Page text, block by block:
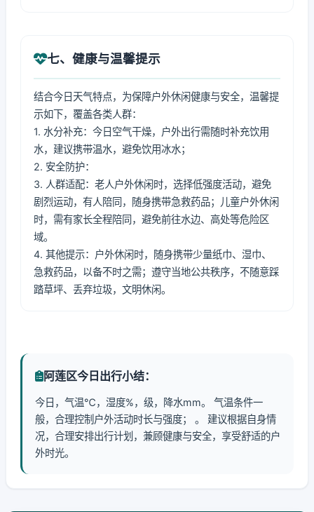
七、健康与温馨提示
结合今日天气特点，为保障户外休闲健康与安全，温馨提
示如下，覆盖各类人群：
1. 水分补充：今日空气干燥，户外出行需随时补充饮用
水，建议携带温水，避免饮用冰水；
2. 安全防护：
3. 人群适配：老人户外休闲时，选择低强度活动，避免
剧烈运动，有人陪同，随身携带急救药品；儿童户外休闲
时，需有家长全程陪同，避免前往水边、高处等危险区
域。
4. 其他提示：户外休闲时，随身携带少量纸巾、湿巾、
急救药品，以备不时之需；遵守当地公共秩序，不随意踩
踏草坪、丢弃垃圾，文明休闲。
阿莲区今日出行小结：
今日，气温℃，湿度%，级，降水mm。 气温条件一
般，合理控制户外活动时长与强度； 。 建议根据自身情
况，合理安排出行计划，兼顾健康与安全，享受舒适的户
外时光。